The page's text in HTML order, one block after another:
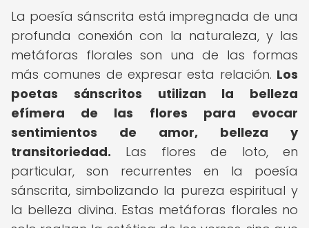
La poesía sánscrita está impregnada de una
profunda conexión con la naturaleza, y las
metáforas florales son una de las formas
más comunes de expresar esta relación. Los
poetas sánscritos utilizan la belleza
efímera de las flores para evocar
sentimientos de amor, belleza y
transitoriedad. Las flores de loto, en
particular, son recurrentes en la poesía
sánscrita, simbolizando la pureza espiritual y
la belleza divina. Estas metáforas florales no